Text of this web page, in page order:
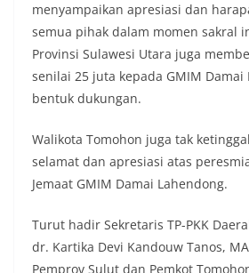
menyampaikan apresiasi dan
semua pihak dalam momen sakral
Provinsi Sulawesi Utara juga
senilai 25 juta kepada GMIM Damai
bentuk dukungan.
Walikota Tomohon juga tak
selamat dan apresiasi atas
Jemaat GMIM Damai Lahendong.
Turut hadir Sekretaris TP-PKK
dr. Kartika Devi Kandouw Tanos,
Pemprov Sulut dan Pemkot